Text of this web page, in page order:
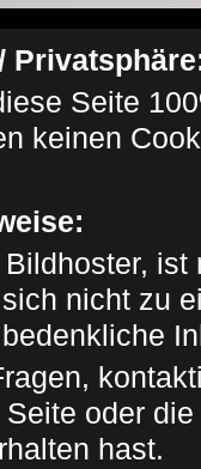
Seite
keinen
nicht zu
oder
hast.